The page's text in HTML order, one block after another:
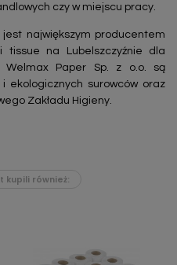
czy w miejscu pracy.
jest największym producentem
tissue na Lubelszczyźnie dla
Welmax Paper Sp. z o.o. są
ekologicznych surowców oraz
Zakładu Higieny.
kupili również: